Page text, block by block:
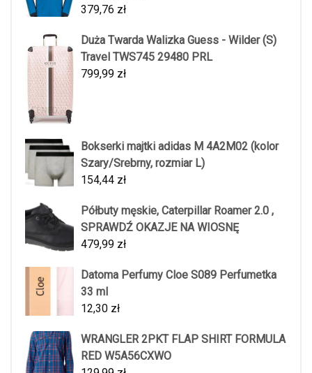
379,76 zł
Duża Twarda Walizka Guess - Wilder (S)
Travel TWS745 29480 PRL
799,99 zł
Bokserki majtki adidas M 4A2M02 (kolor
Szary/Srebrny, rozmiar L)
154,44 zł
Półbuty męskie, Caterpillar Roamer 2.0 ,
SPRAWDŹ OKAZJE NA WIOSNĘ
479,99 zł
Datoma Perfumy Cloe S089 Perfumetka
33 ml
12,30 zł
WRANGLER 2PKT FLAP SHIRT FORMULA
RED W5A56CXWO